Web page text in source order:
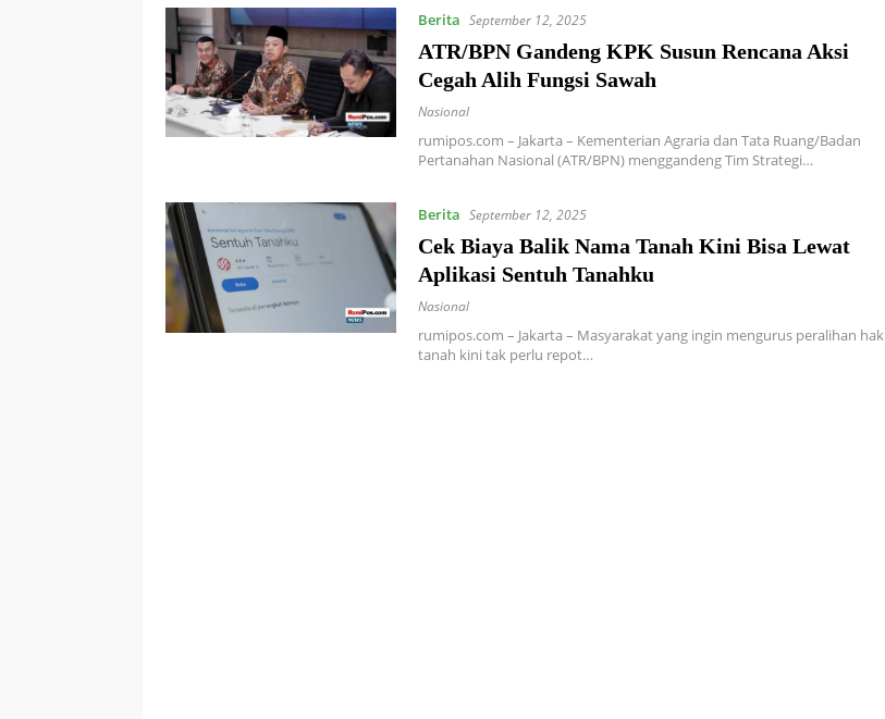
Berita September 12, 2025
ATR/BPN Gandeng KPK Susun Rencana Aksi
Cegah Alih Fungsi Sawah
Nasional
rumipos.com – Jakarta – Kementerian Agraria dan Tata Ruang/Badan
Pertanahan Nasional (ATR/BPN) menggandeng Tim Strategi…
Berita September 12, 2025
Cek Biaya Balik Nama Tanah Kini Bisa Lewat
Aplikasi Sentuh Tanahku
Nasional
rumipos.com – Jakarta – Masyarakat yang ingin mengurus peralihan hak
tanah kini tak perlu repot…